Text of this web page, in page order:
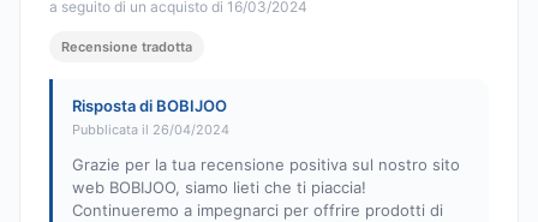
a seguito di un acquisto di 16/03/2024
Recensione tradotta
Risposta di BOBIJOO
Pubblicata il 26/04/2024
Grazie per la tua recensione positiva sul nostro sito
web BOBIJOO, siamo lieti che ti piaccia!
Continueremo a impegnarci per offrire prodotti di